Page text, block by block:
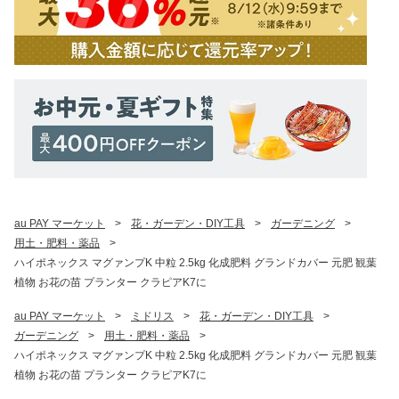
au PAY マーケット > 花・ガーデン・DIY工具 > ガーデニング
>
用土・肥料・薬品
>
ハイポネックス マグァンプK 中粒 2.5kg 化成肥料 グランドカバー 元肥 観葉
植物 お花の苗 プランター クラピアK7に
au PAY マーケット > ミドリス > 花・ガーデン・DIY工具
>
ガーデニング
> 用土・肥料・薬品
>
ハイポネックス マグァンプK 中粒 2.5kg 化成肥料 グランドカバー 元肥 観葉
植物 お花の苗 プランター クラピアK7に